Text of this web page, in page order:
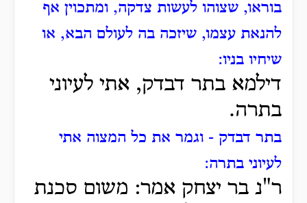
בוראו, שצוהו לעשות צדקה, ומתכוין אף
להנאת עצמו, שיזכה בה לעולם הבא, או
שיחיו בניו:
דילמא בתר דבדק, אתי לעיוני
בתרה.
בתר דבדק - וגמר את כל המצוה אתי
לעיוני בתרה:
ר"נ בר יצחק אמר: משום סכנת